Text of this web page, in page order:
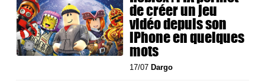
de créer un jeu
vidéo depuis son
iPhone en quelques
mots
17/07 Dargo